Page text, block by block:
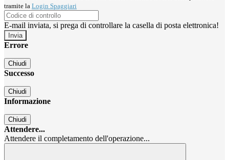
tramite la Login Spaggiari
E-mail inviata, si prega di controllare la casella di posta elettronica!
Errore
Chiudi
Successo
Chiudi
Informazione
Chiudi
Attendere...
Attendere il completamento dell'operazione...